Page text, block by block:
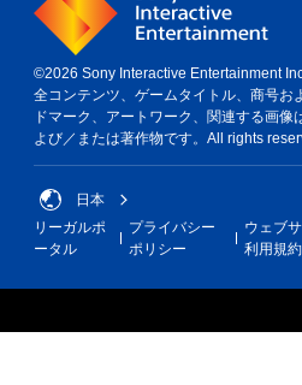
©2026 Sony Interactive Entertainment
全コンテンツ、ゲームタイトル、商号お
ドマーク、アートワーク、関連する画
よび／または著作物です。All rights
日本
リーガルポ
ータル
プライバシー
ポリシー
ウェブ
利用規約